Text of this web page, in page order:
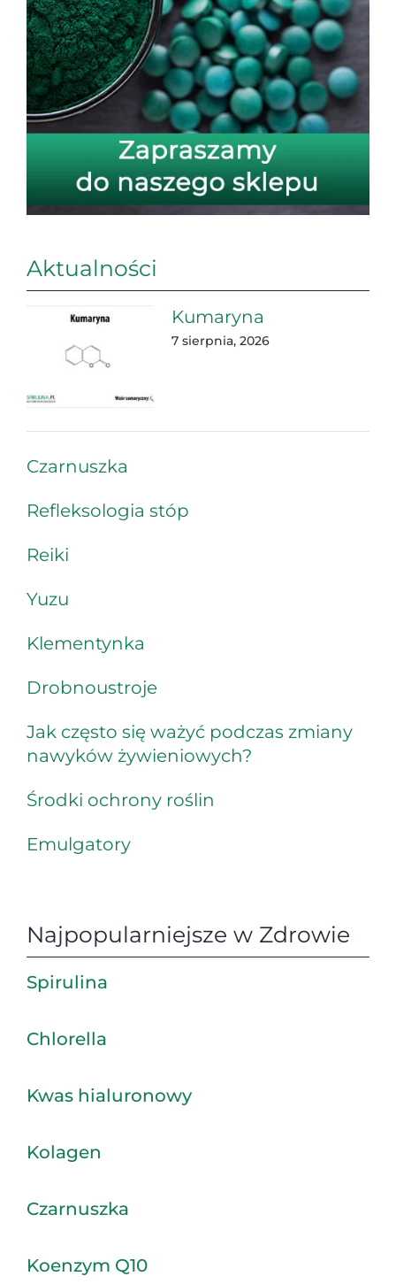
Aktualności
Kumaryna
7 sierpnia, 2026
Czarnuszka
Refleksologia stóp
Reiki
Yuzu
Klementynka
Drobnoustroje
Jak często się ważyć podczas zmiany
nawyków żywieniowych?
Środki ochrony roślin
Emulgatory
Najpopularniejsze w Zdrowie
Spirulina
Chlorella
Kwas hialuronowy
Kolagen
Czarnuszka
Koenzym Q10